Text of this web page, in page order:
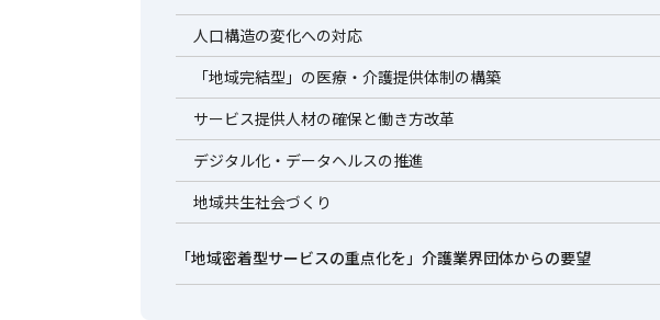
⼈⼝構造の変化への対応
「地域完結型」の医療・介護提供体制の構築
サービス提供⼈材の確保と働き⽅改⾰
デジタル化・データヘルスの推進
地域共生社会づくり
「地域密着型サービスの重点化を」介護業界団体からの要望